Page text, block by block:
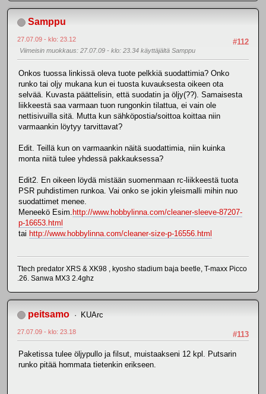
Samppu
#112
27.07.09 - klo: 23.12
Viimeisin muokkaus: 27.07.09 - klo: 23.34 käyttäjältä Samppu
Onkos tuossa linkissä oleva tuote pelkkiä suodattimia? Onko
runko tai oljy mukana kun ei tuosta kuvauksesta oikeen ota
selvää. Kuvasta päättelisin, että suodatin ja öljy(??). Samaisesta
liikkeestä saa varmaan tuon rungonkin tilattua, ei vain ole
nettisivuilla sitä. Mutta kun sähköpostia/soittoa koittaa niin
varmaankin löytyy tarvittavat?
Edit. Teillä kun on varmaankin näitä suodattimia, niin kuinka
monta niitä tulee yhdessä pakkauksessa?
Edit2. En oikeen löydä mistään suomenmaan rc-liikkeestä tuota
PSR puhdistimen runkoa. Vai onko se jokin yleismalli mihin nuo
suodattimet menee.
Meneekö Esim. http://www.hobbylinna.com/cleaner-sleeve-87207-
p-16653.html
tai http://www.hobbylinna.com/cleaner-size-p-16556.html
Ttech predator XRS & XK98 , kyosho stadium baja beetle, T-maxx Picco
.26. Sanwa MX3 2.4ghz
peitsamo KUArc
#113
27.07.09 - klo: 23.18
Paketissa tulee öljypullo ja filsut, muistaakseni 12 kpl. Putsarin
runko pitää hommata tietenkin erikseen.